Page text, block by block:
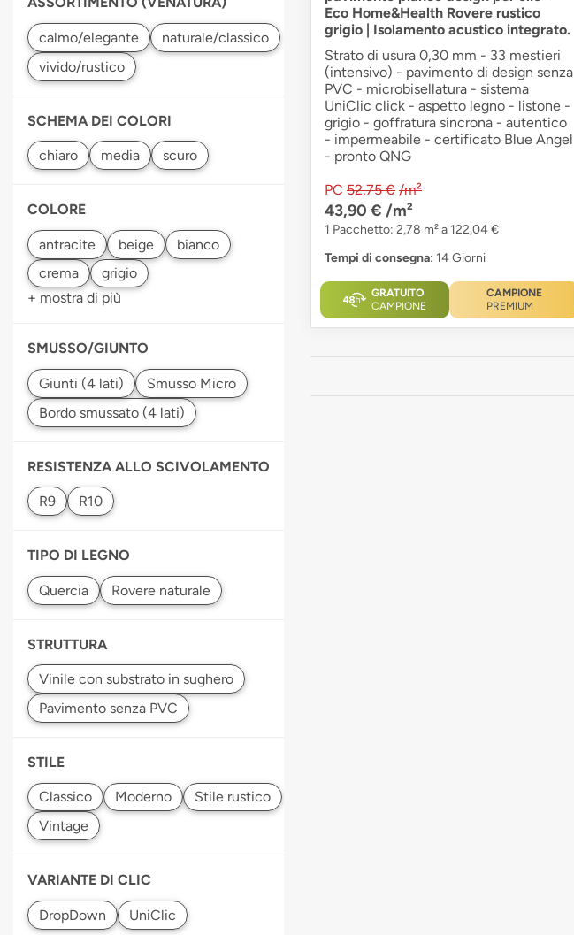
SCHEMA DEI COLORI
COLORE
+ mostra di più
SMUSSO/GIUNTO
RESISTENZA ALLO SCIVOLAMENTO
TIPO DI LEGNO
STRUTTURA
STILE
VARIANTE DI CLIC
Eco Home&Health Rovere rustico
grigio | Isolamento acustico integrato.
Strato di usura 0,30 mm - 33 mestieri
(intensivo) - pavimento di design senza
PVC - microbisellatura - sistema
UniClic click - aspetto legno - listone -
grigio - goffratura sincrona - autentico
- impermeabile - certificato Blue Angel
- pronto QNG
PC 52,75 € /m²
43,90 € /m²
1 Pacchetto: 2,78 m² a 122,04 €
Tempi di consegna: 14 Giorni
GRATUITO
CAMPIONE
CAMPIONE
PREMIUM